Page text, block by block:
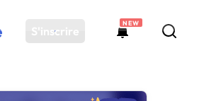
S'inscrire
NEW